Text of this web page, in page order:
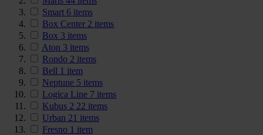
Smart 6 items
Box Center 2 items
Box 3 items
Aton 3 items
Rondo 2 items
Bell 1 item
Neptune 5 items
Logica Line 7 items
Kubus 2 22 items
Urban 21 items
Fresno 1 item